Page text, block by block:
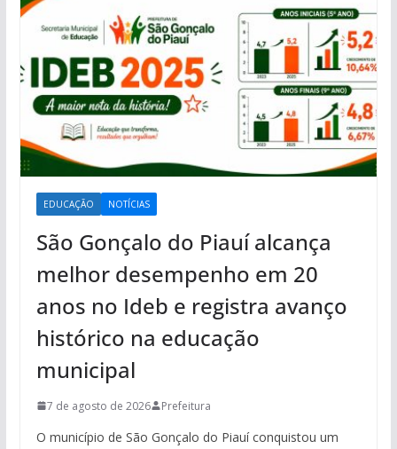
EDUCAÇÃO NOTÍCIAS
São Gonçalo do Piauí alcança
melhor desempenho em 20
anos no Ideb e registra avanço
histórico na educação
municipal
7 de agosto de 2026 Prefeitura
O município de São Gonçalo do Piauí conquistou um